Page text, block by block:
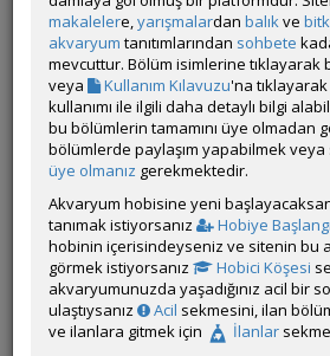
🛠 Hesaplama
Açanvolkanon
ⓘ Akvaryum yapımı
araçlarını eskisi gibi kullanabilmek için
Mayalı sistemle CO2
Açanonuruygun
Bu forum ile ilgili bilgi ağacında
ek olarak 3 konu daha mevcut.
içintıklayınız.
Bitkili Tankda Led Kullanımı
Açandarkaura, son mesaj:
2026 09:15
1 2 3 456 7...356357
makalelere,yarışmalardan balıkve
akvaryum tanıtımlarından sohbete
mevcuttur. Bölüm isimlerine tıklayarak
veya
Kullanım Kılavuzu'na
kullanımı ile ilgili daha detaylı bilgi
bu bölümlerin tamamını üye olmadan
bölümlerde paylaşım yapabilmek
üye olmanız gerekmektedir.
Akvaryum hobisine yeni
tanımak istiyorsanız
Hobiye
hobinin içerisindeyseniz ve sitenin bu
görmek istiyorsanız
Hobici Köşesi
akvaryumunuzda yaşadığınız acil bir
ulaştıysanız
Acil sekmesini, ilan
ve ilanlara gitmek için
İlanlar